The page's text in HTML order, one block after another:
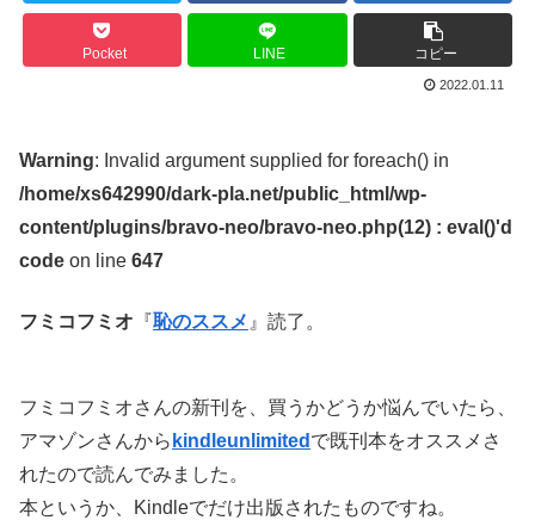
Pocket LINE コピー
2022.01.11
Warning: Invalid argument supplied for foreach() in
/home/xs642990/dark-pla.net/public_html/wp-
content/plugins/bravo-neo/bravo-neo.php(12) : eval()'d
code on line 647
フミコフミオ 『恥のススメ 』読了。
フミコフミオさんの新刊を、買うかどうか悩んでいたら、
アマゾンさんから kindleunlimited で既刊本をオススメさ
れたので読んでみました。
本というか、Kindleでだけ出版されたものですね。